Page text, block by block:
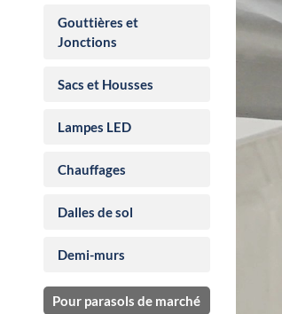
Gouttières et
Jonctions
Sacs et Housses
Lampes LED
Chauffages
Dalles de sol
Demi-murs
Pour parasols de marché